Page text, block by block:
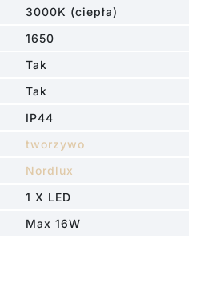
3000K (ciepła)
1650
Tak
Tak
IP44
tworzywo
Nordlux
1 X LED
Max 16W